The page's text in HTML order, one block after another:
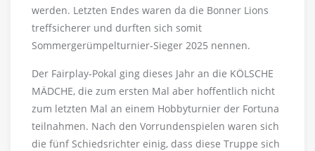
werden. Letzten Endes waren da die Bonner Lions
treffsicherer und durften sich somit
Sommergerümpelturnier-Sieger 2025 nennen.
Der Fairplay-Pokal ging dieses Jahr an die KÖLSCHE
MÄDCHE, die zum ersten Mal aber hoffentlich nicht
zum letzten Mal an einem Hobbyturnier der Fortuna
teilnahmen. Nach den Vorrundenspielen waren sich
die fünf Schiedsrichter einig, dass diese Truppe sich